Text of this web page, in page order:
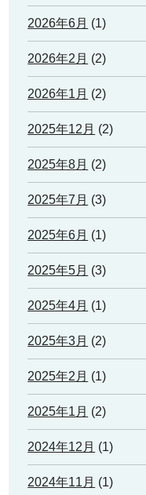
2026年6月 (1)
2026年2月 (2)
2026年1月 (2)
2025年12月 (2)
2025年8月 (2)
2025年7月 (3)
2025年6月 (1)
2025年5月 (3)
2025年4月 (1)
2025年3月 (2)
2025年2月 (1)
2025年1月 (2)
2024年12月 (1)
2024年11月 (1)